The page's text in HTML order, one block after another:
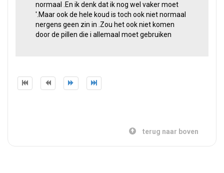
normaal .En ik denk dat ik nog wel vaker moet
'.Maar ook de hele koud is toch ook niet normaal
nergens geen zin in .Zou het ook niet komen
door de pillen die i allemaal moet gebruiken
terug naar boven